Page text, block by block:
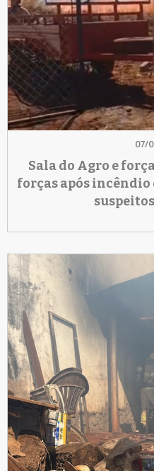
07/
Sala do Agro e
forças após incêndio